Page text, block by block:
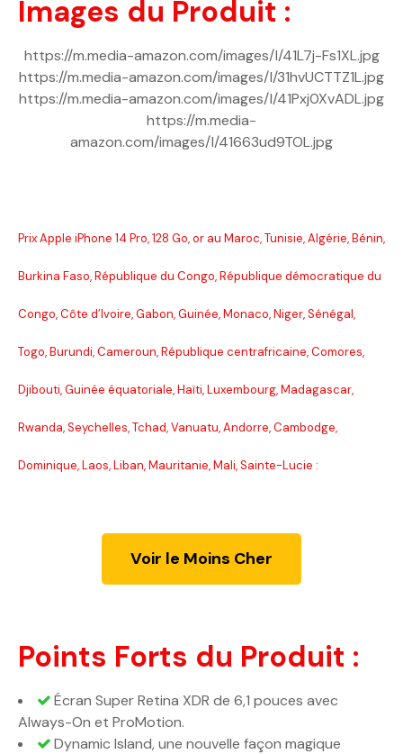
Images du Produit :
https://m.media-amazon.com/images/I/41L7j-Fs1XL.jpg
https://m.media-amazon.com/images/I/31hvUCTTZ1L.jpg
https://m.media-amazon.com/images/I/41Pxj0XvADL.jpg
https://m.media-
amazon.com/images/I/41663ud9TOL.jpg
Prix Apple iPhone 14 Pro, 128 Go, or au Maroc, Tunisie, Algérie, Bénin,
Burkina Faso, République du Congo, République démocratique du
Congo, Côte d’Ivoire, Gabon, Guinée, Monaco, Niger, Sénégal,
Togo, Burundi, Cameroun, République centrafricaine, Comores,
Djibouti, Guinée équatoriale, Haïti, Luxembourg, Madagascar,
Rwanda, Seychelles, Tchad, Vanuatu, Andorre, Cambodge,
Dominique, Laos, Liban, Mauritanie, Mali, Sainte-Lucie :
Voir le Moins Cher
Points Forts du Produit :
Écran Super Retina XDR de 6,1 pouces avec
Always-On et ProMotion.
Dynamic Island, une nouvelle façon magique